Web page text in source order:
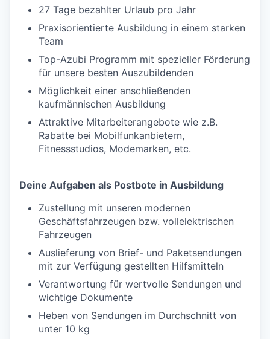
27 Tage bezahlter Urlaub pro Jahr
Praxisorientierte Ausbildung in einem starken
Team
Top-Azubi Programm mit spezieller Förderung
für unsere besten Auszubildenden
Möglichkeit einer anschließenden
kaufmännischen Ausbildung
Attraktive Mitarbeiterangebote wie z.B.
Rabatte bei Mobilfunkanbietern,
Fitnessstudios, Modemarken, etc.
Deine Aufgaben als Postbote in Ausbildung
Zustellung mit unseren modernen
Geschäftsfahrzeugen bzw. vollelektrischen
Fahrzeugen
Auslieferung von Brief- und Paketsendungen
mit zur Verfügung gestellten Hilfsmitteln
Verantwortung für wertvolle Sendungen und
wichtige Dokumente
Heben von Sendungen im Durchschnitt von
unter 10 kg